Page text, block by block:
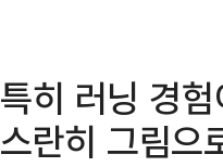
특히 러닝 경
스란히 그림으